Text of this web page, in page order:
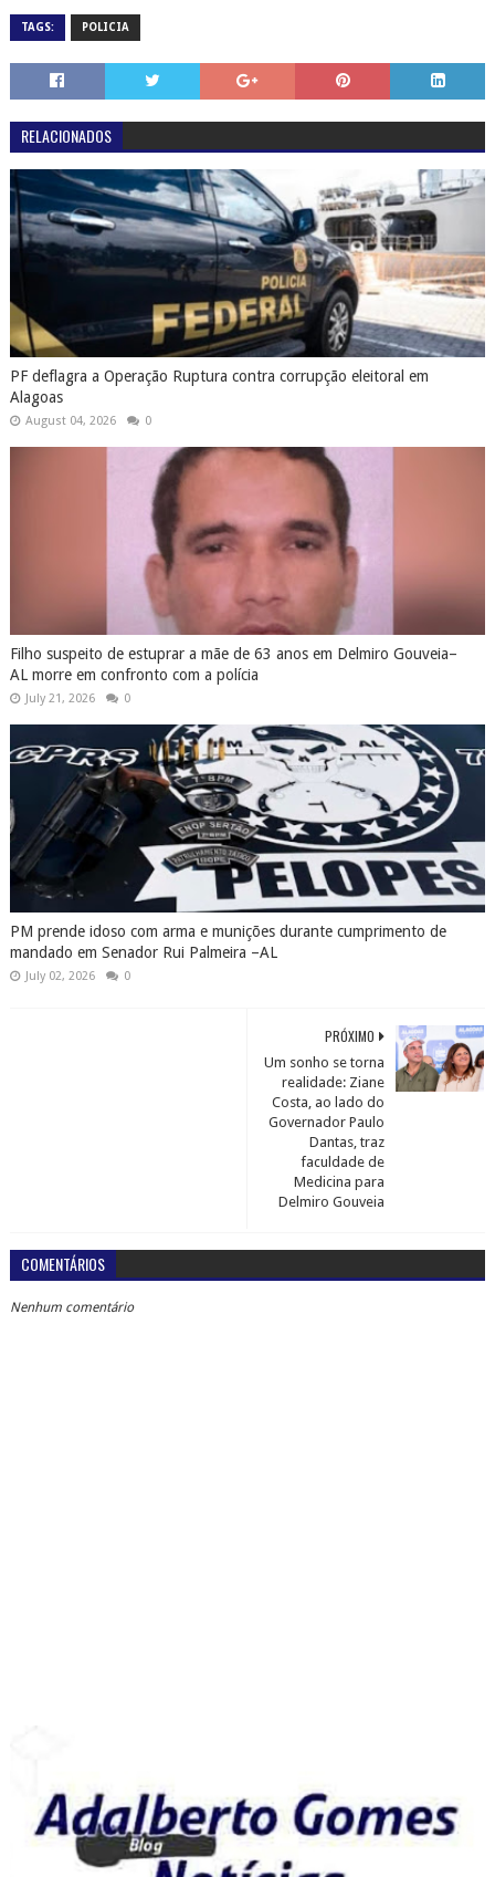
TAGS: POLICIA
RELACIONADOS
PF deflagra a Operação Ruptura contra corrupção eleitoral em
Alagoas
August 04, 2026 0
Filho suspeito de estuprar a mãe de 63 anos em Delmiro Gouveia–
AL morre em confronto com a polícia
July 21, 2026 0
PM prende idoso com arma e munições durante cumprimento de
mandado em Senador Rui Palmeira –AL
July 02, 2026 0
PRÓXIMO
Um sonho se torna
realidade: Ziane
Costa, ao lado do
Governador Paulo
Dantas, traz
faculdade de
Medicina para
Delmiro Gouveia
COMENTÁRIOS
Nenhum comentário